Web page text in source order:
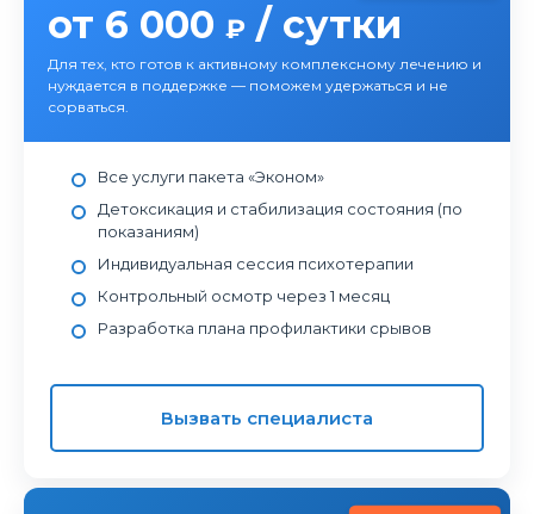
от 6 000 ₽ / сутки
Для тех, кто готов к активному комплексному лечению и
нуждается в поддержке — поможем удержаться и не
сорваться.
Все услуги пакета «Эконом»
Детоксикация и стабилизация состояния (по
показаниям)
Индивидуальная сессия психотерапии
Контрольный осмотр через 1 месяц
Разработка плана профилактики срывов
Вызвать специалиста